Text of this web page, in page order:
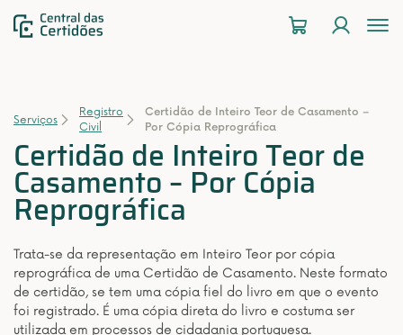
Serviços
Registro
Civil
Certidão de Inteiro Teor de Casamento –
Por Cópia Reprográfica
Certidão de Inteiro Teor de
Casamento – Por Cópia
Reprográfica
Trata-se da representação em Inteiro Teor por cópia
reprográfica de uma Certidão de Casamento. Neste formato
de certidão, se tem uma cópia fiel do livro em que o evento
foi registrado. É uma cópia direta do livro e costuma ser
utilizada em processos de cidadania portuguesa.